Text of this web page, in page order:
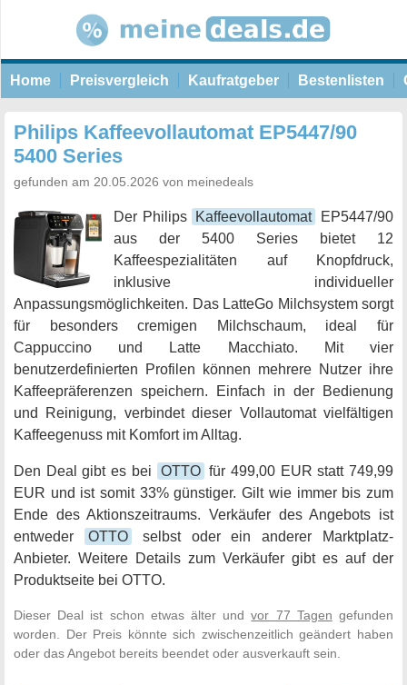
Home Preisvergleich Kaufratgeber Bestenlisten
Philips Kaffeevollautomat EP5447/90
5400 Series
gefunden am 20.05.2026 von meinedeals
Der Philips Kaffeevollautomat
EP5447/90
aus der 5400 Series bietet 12
Kaffeespezialitäten auf Knopfdruck,
inklusive individueller
Anpassungsmöglichkeiten. Das LatteGo Milchsystem sorgt
für besonders cremigen Milchschaum, ideal für
Cappuccino und Latte Macchiato. Mit vier
benutzerdefinierten Profilen können mehrere Nutzer ihre
Kaffeepräferenzen speichern. Einfach in der Bedienung
und Reinigung, verbindet dieser Vollautomat vielfältigen
Kaffeegenuss mit Komfort im Alltag.
Den Deal gibt es bei OTTO für 499,00 EUR statt 749,99
EUR und ist somit 33% günstiger. Gilt wie immer bis zum
Ende des Aktionszeitraums. Verkäufer des Angebots ist
entweder
OTTO
selbst oder ein anderer Marktplatz-
Anbieter. Weitere Details zum Verkäufer gibt es auf der
Produktseite bei OTTO.
Dieser Deal ist schon etwas älter undvor 77 Tagen gefunden
worden. Der Preis könnte sich zwischenzeitlich geändert haben
oder das Angebot bereits beendet oder ausverkauft sein.